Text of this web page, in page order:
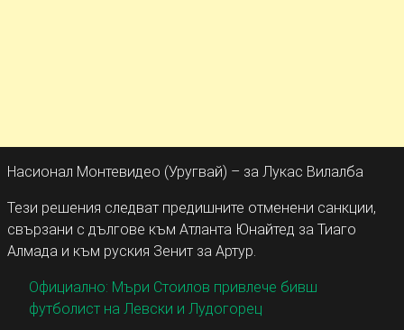
Насионал Монтевидео (Уругвай) – за Лукас Вилалба
Тези решения следват предишните отменени санкции,
свързани с дългове към Атланта Юнайтед за Тиаго
Алмада и към руския Зенит за Артур.
Официално: Мъри Стоилов привлече бивш
футболист на Левски и Лудогорец